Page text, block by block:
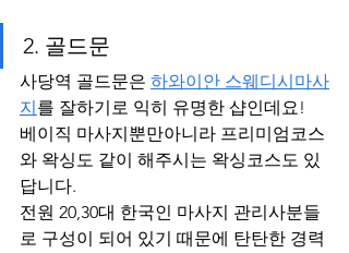
2. 골드문
사당역 골드문은 하와이안 스웨디시마사
지 를 잘하기로 익히 유명한 샵인데요!
베이직 마사지뿐만아니라 프리미엄코스
와 왁싱도 같이 해주시는 왁싱코스도 있
답니다.
전원 20,30대 한국인 마사지 관리사분들
로 구성이 되어 있기 때문에 탄탄한 경력